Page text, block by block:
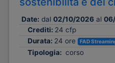
Date: dal 02/10/2026 al
Crediti: 24 cfp
Durata: 24 ore FAD
Tipologia: corso